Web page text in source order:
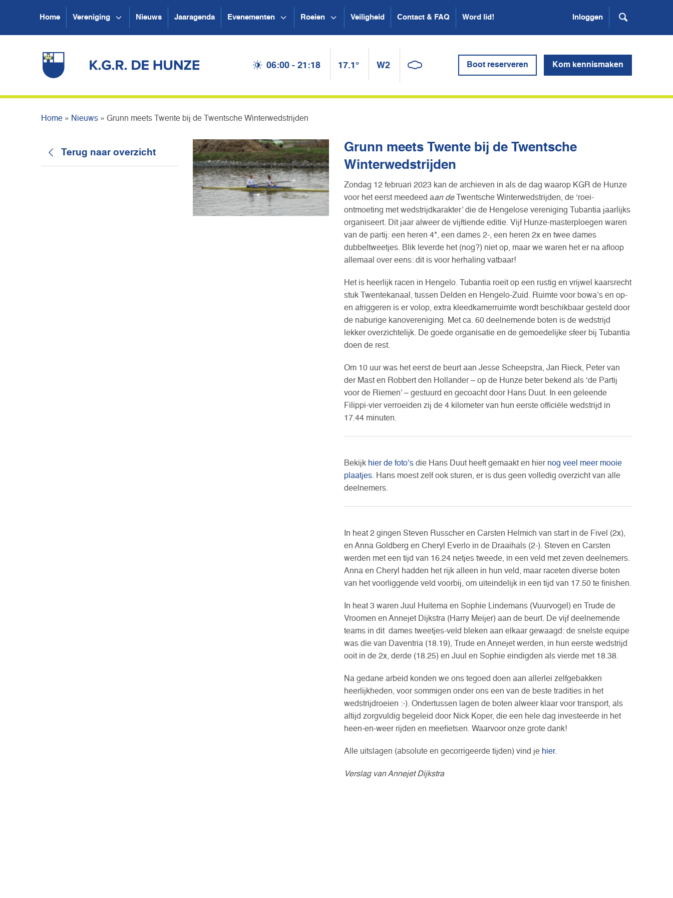
Home Vereniging Nieuws Jaaragenda Evenementen Roeien Veiligheid Contact & FAQ Word lid! Inloggen
06:00 - 21:18 17.1° W2 Boot reserveren Kom kennismaken
Home » Nieuws » Grunn meets Twente bij de Twentsche Winterwedstrijden
Terug naar overzicht
Grunn meets Twente bij de Twentsche
Winterwedstrijden
Zondag 12 februari 2023 kan de archieven in als de dag waarop KGR de Hunze
voor het eerst meedeed aan de
Twentsche Winterwedstrijden, de ‘roei-
ontmoeting met wedstrijdkarakter’ die de Hengelose vereniging Tubantia jaarlijks
organiseert. Dit jaar alweer de vijftiende editie. Vijf Hunze-masterploegen waren
van de partij: een heren 4*, een dames 2-, een heren 2x en twee dames
dubbeltweetjes. Blik leverde het (nog?) niet op, maar we waren het er na afloop
allemaal over eens: dit is voor herhaling vatbaar!
Het is heerlijk racen in Hengelo. Tubantia roeit op een rustig en vrijwel kaarsrecht
stuk Twentekanaal, tussen Delden en Hengelo-Zuid. Ruimte voor bowa’s en op-
en afriggeren is er volop, extra kleedkamerruimte wordt beschikbaar gesteld door
de naburige kanovereniging. Met ca. 60 deelnemende boten is de wedstrijd
lekker overzichtelijk. De goede organisatie en de gemoedelijke sfeer bij Tubantia
doen de rest.
Om 10 uur was het eerst de beurt aan Jesse Scheepstra, Jan Rieck, Peter van
der Mast en Robbert den Hollander – op de Hunze beter bekend als ‘de Partij
voor de Riemen’ – gestuurd en gecoacht door Hans Duut. In een geleende
Filippi-vier verroeiden zij de 4 kilometer van hun eerste officiële wedstrijd in
17.44 minuten.
Bekijk hier de foto’sdie Hans Duut heeft gemaakt en hier nog veel meer mooie
plaatjes. Hans moest zelf ook sturen, er is dus geen volledig overzicht van alle
deelnemers.
In heat 2 gingen Steven Russcher en Carsten Helmich van start in de Fivel (2x),
en Anna Goldberg en Cheryl Everlo in de Draaihals (2-). Steven en Carsten
werden met een tijd van 16.24 netjes tweede, in een veld met zeven deelnemers.
Anna en Cheryl hadden het rijk alleen in hun veld, maar raceten diverse boten
van het voorliggende veld voorbij, om uiteindelijk in een tijd van 17.50 te finishen.
In heat 3 waren Juul Huitema en Sophie Lindemans (Vuurvogel) en Trude de
Vroomen en Annejet Dijkstra (Harry Meijer) aan de beurt. De vijf deelnemende
teams in dit dames tweetjes-veld bleken aan elkaar gewaagd: de snelste equipe
was die van Daventria (18.19), Trude en Annejet werden, in hun eerste wedstrijd
ooit in de 2x, derde (18.25) en Juul en Sophie eindigden als vierde met 18.38.
Na gedane arbeid konden we ons tegoed doen aan allerlei zelfgebakken
heerlijkheden, voor sommigen onder ons een van de beste tradities in het
wedstrijdroeien :-). Ondertussen lagen de boten alweer klaar voor transport, als
altijd zorgvuldig begeleid door Nick Koper, die een hele dag investeerde in het
heen-en-weer rijden en meefietsen. Waarvoor onze grote dank!
Alle uitslagen (absolute en gecorrigeerde tijden) vind je hier.
Verslag van Annejet Dijkstra